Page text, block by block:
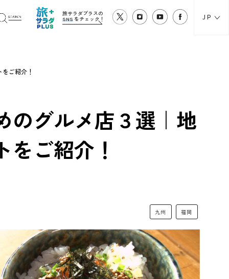
旅サラダプラスの
SNS をチェック！ JP
ご紹介！
のグルメ店３選｜地
ご紹介！
九州 福岡